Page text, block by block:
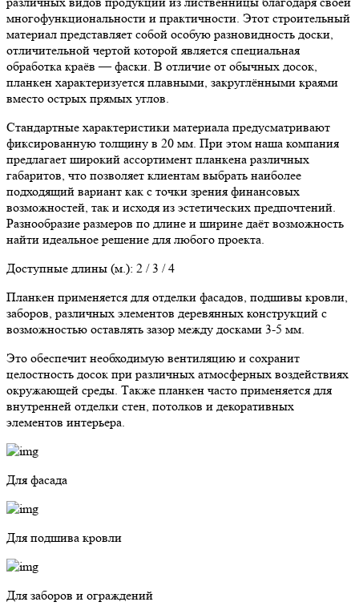
многофункциональности и практичности. Этот строительный
материал представляет собой особую разновидность доски,
отличительной чертой которой является специальная
обработка краёв — фаски. В отличие от обычных досок,
планкен характеризуется плавными, закруглёнными краями
вместо острых прямых углов.
Стандартные характеристики материала предусматривают
фиксированную толщину в 20 мм. При этом наша компания
предлагает широкий ассортимент планкена различных
габаритов, что позволяет клиентам выбрать наиболее
подходящий вариант как с точки зрения финансовых
возможностей, так и исходя из эстетических предпочтений.
Разнообразие размеров по длине и ширине даёт возможность
найти идеальное решение для любого проекта.
Доступные длины (м.): 2 / 3 / 4
Планкен применяется для отделки фасадов, подшивы кровли,
заборов, различных элементов деревянных конструкций с
возможностью оставлять зазор между досками 3-5 мм.
Это обеспечит необходимую вентиляцию и сохранит
целостность досок при различных атмосферных воздействиях
окружающей среды. Также планкен часто применяется для
внутренней отделки стен, потолков и декоративных
элементов интерьера.
Для фасада
Для подшива кровли
Для заборов и ограждений